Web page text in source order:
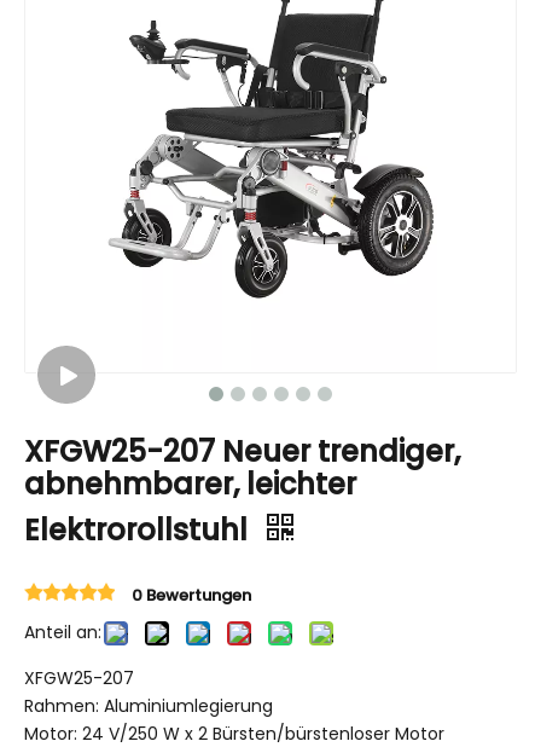
XFGW25-207 Neuer trendiger,
abnehmbarer, leichter
Elektrorollstuhl
0 Bewertungen
Anteil an:
XFGW25-207
Rahmen: Aluminiumlegierung
Motor: 24 V/250 W x 2 Bürsten/bürstenloser Motor